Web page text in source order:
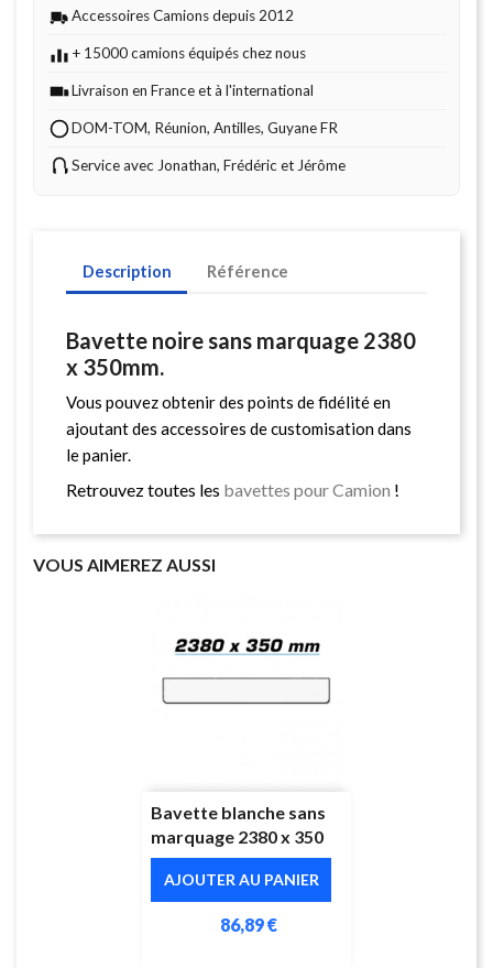
Accessoires Camions depuis 2012
+ 15000 camions équipés chez nous
Livraison en France et à l'international
DOM-TOM, Réunion, Antilles, Guyane FR
Service avec Jonathan, Frédéric et Jérôme
Description Référence
Bavette noire sans marquage 2380
x 350mm.
Vous pouvez obtenir des points de fidélité en
ajoutant des accessoires de customisation dans
le panier.
Retrouvez toutes les bavettes pour Camion !
VOUS AIMEREZ AUSSI
Bavette blanche sans
marquage 2380 x 350
AJOUTER AU PANIER
86,89 €